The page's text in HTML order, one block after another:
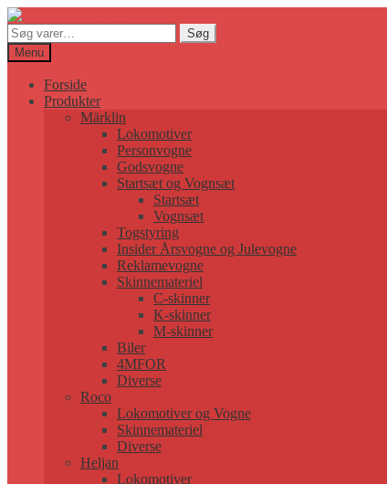
Søg
efter:
Søg
Menu
Forside
Produkter
Märklin
Lokomotiver
Personvogne
Godsvogne
Startsæt og Vognsæt
Startsæt
Vognsæt
Togstyring
Insider Årsvogne og Julevogne
Reklamevogne
Skinnemateriel
C-skinner
K-skinner
M-skinner
Biler
4MFOR
Diverse
Roco
Lokomotiver og Vogne
Skinnemateriel
Diverse
Heljan
Lokomotiver